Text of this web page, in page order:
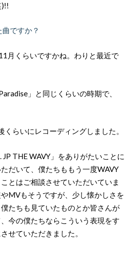
)!!
ですか？
月くらいですかね。わりと最近で
」と同じくらいの時期で、
らいにレコーディングしました。
THE WAVY」をありがたいことに
だいて、僕たちももう一度WAVY
とはご相談させていただいていま
MVもそうですが、少し懐かしさを
たちも見ていたものとか皆さんが
今の僕たちならこういう表現をす
せていただきました。